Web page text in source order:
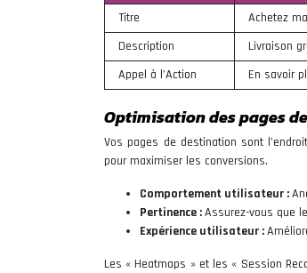
Titre
Achetez
Description
Livraison
Appel à l’Action
En savoir
Optimisation des pages
Vos pages de destination sont
pour maximiser les conversions.
Comportement utilisateur :
Pertinence :Assurez-vous que
Expérience utilisateur :
Les « Heatmaps » et les « Session